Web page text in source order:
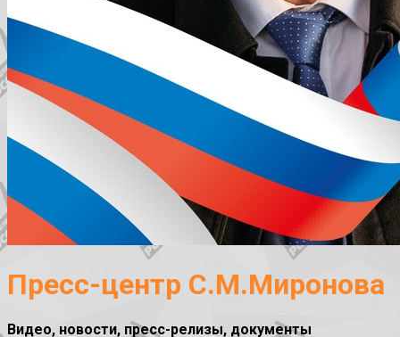
Пресс-центр С.М.Миронова
Видео, новости, пресс-релизы, документы